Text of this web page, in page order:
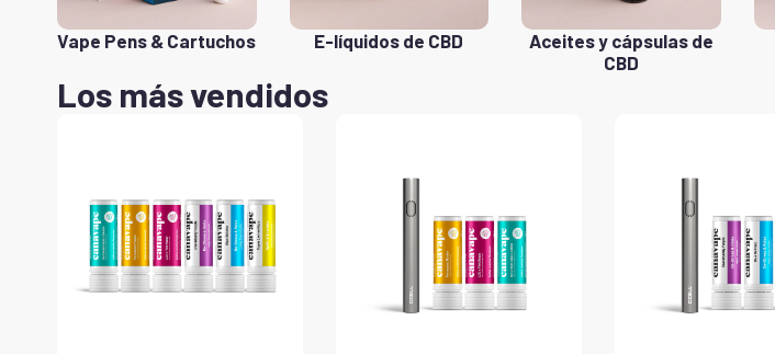
Vape Pens & Cartuchos E-líquidos de CBD
Aceites y cápsulas de
CBD
Los más vendidos